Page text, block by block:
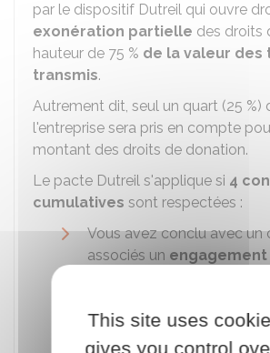
par le dispositif Dutreil qui ouvre
exonération partielle des droits
hauteur de 75 % de la valeur des
transmis.
Autrement dit, seul un quart (25 %)
l'entreprise sera pris en compte
montant des droits de donation.
Le pacte Dutreil s'applique si 4
cumulatives sont respectées :
Vous avez conclu avec un
associés un
des titres,
unilatéralsi vous êtes
engagement doit être en
This site uses
gives you control